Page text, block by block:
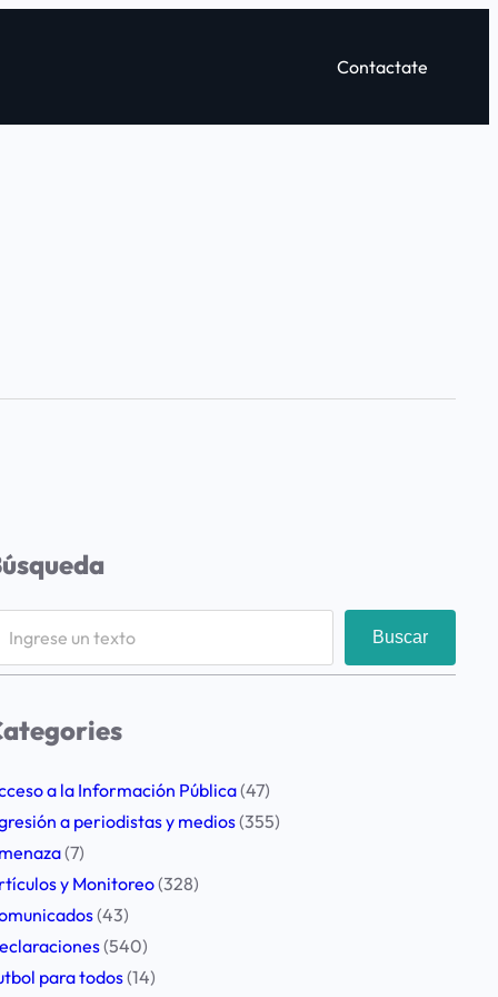
Contactate
Buscar
a la Información Pública(47)
a periodistas y medios(355)
(7)
y Monitoreo(328)
(43)
(540)
para todos(14)